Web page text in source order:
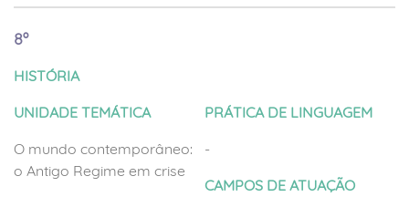
8º
HISTÓRIA
UNIDADE TEMÁTICA
O mundo contemporâneo:
o Antigo Regime em crise
PRÁTICA DE LINGUAGEM
-
CAMPOS DE ATUAÇÃO